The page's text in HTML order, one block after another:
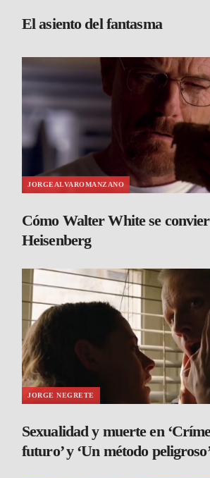
El asiento del fantasma
JORGEALVAROMANZANO
Cómo Walter White se
Heisenberg
JORGE NEGRETE
Sexualidad y muerte en
futuro’ y ‘Un método